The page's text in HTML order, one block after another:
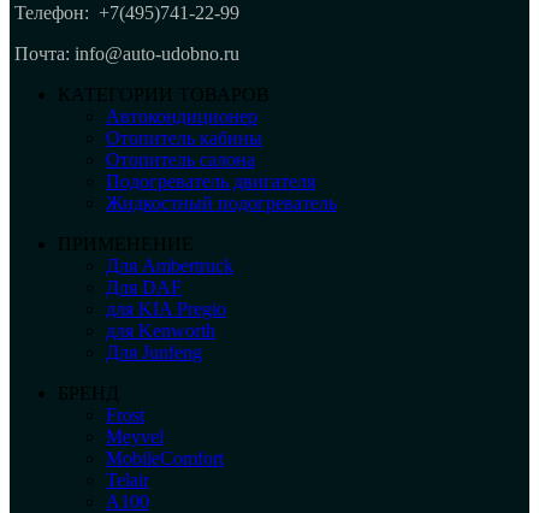
Телефон: +7(495)741-22-99
Почта: info@auto-udobno.ru
КАТЕГОРИИ ТОВАРОВ
Автокондиционер
Отопитель кабины
Отопитель салона
Подогреватель двигателя
Жидкостный подогреватель
ПРИМЕНЕНИЕ
Для Ambertruck
Для DAF
для KIA Pregio
для Kenworth
Для Junfeng
БРЕНД
Frost
Meyvel
MobileComfort
Telair
А100